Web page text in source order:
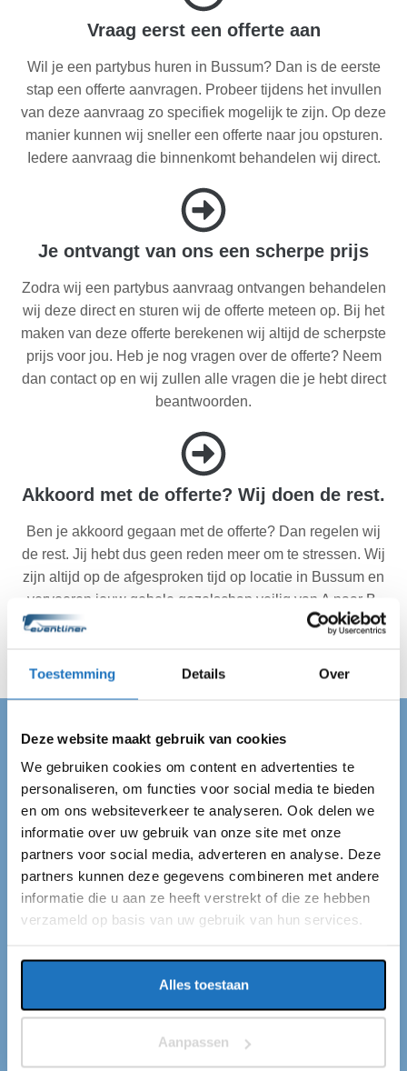
Toestemming Details Over
Deze website maakt gebruik van cookies
We gebruiken cookies om content en advertenties te
personaliseren, om functies voor social media te bieden
en om ons websiteverkeer te analyseren. Ook delen we
informatie over uw gebruik van onze site met onze
partners voor social media, adverteren en analyse. Deze
partners kunnen deze gegevens combineren met andere
informatie die u aan ze heeft verstrekt of die ze hebben
verzameld op basis van uw gebruik van hun services.
Alles toestaan
Aanpassen
Vraag eerst een offerte aan
Wil je een partybus huren in Bussum? Dan is de eerste
stap een offerte aanvragen. Probeer tijdens het invullen
van deze aanvraag zo specifiek mogelijk te zijn. Op deze
manier kunnen wij sneller een offerte naar jou opsturen.
Iedere aanvraag die binnenkomt behandelen wij direct.
Je ontvangt van ons een scherpe prijs
Zodra wij een partybus aanvraag ontvangen behandelen
wij deze direct en sturen wij de offerte meteen op. Bij het
maken van deze offerte berekenen wij altijd de scherpste
prijs voor jou. Heb je nog vragen over de offerte? Neem
dan contact op en wij zullen alle vragen die je hebt direct
beantwoorden.
Akkoord met de offerte? Wij doen de rest.
Ben je akkoord gegaan met de offerte? Dan regelen wij
de rest. Jij hebt dus geen reden meer om te stressen. Wij
zijn altijd op de afgesproken tijd op locatie in Bussum en
vervoeren jouw gehele gezelschap veilig van A naar B.
Wij regelen alles en jij kan van je dag genieten!
PARTYBUS BUSSUM
Partybus huren in
Bussum
Als je op zoekt bent naar een partybus in Bussum,
dan ben je bij ons aan het juiste adres. Eventliner is
een touringcarmaatschappij met een standplaats in
mensen van en naar Bussum met onze partybussen.
De groepen kunnen variëren van 18 tot wel 1800